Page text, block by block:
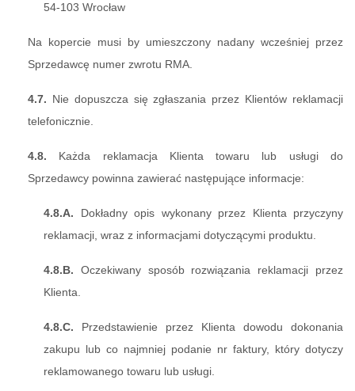
54-103 Wrocław
Na kopercie musi by umieszczony nadany wcześniej przez
Sprzedawcę numer zwrotu RMA.
4.7. Nie dopuszcza się zgłaszania przez Klientów reklamacji
telefonicznie.
4.8. Każda reklamacja Klienta towaru lub usługi do
Sprzedawcy powinna zawierać następujące informacje:
4.8.A. Dokładny opis wykonany przez Klienta przyczyny
reklamacji, wraz z informacjami dotyczącymi produktu.
4.8.B. Oczekiwany sposób rozwiązania reklamacji przez
Klienta.
4.8.C. Przedstawienie przez Klienta dowodu dokonania
zakupu lub co najmniej podanie nr faktury, który dotyczy
reklamowanego towaru lub usługi.